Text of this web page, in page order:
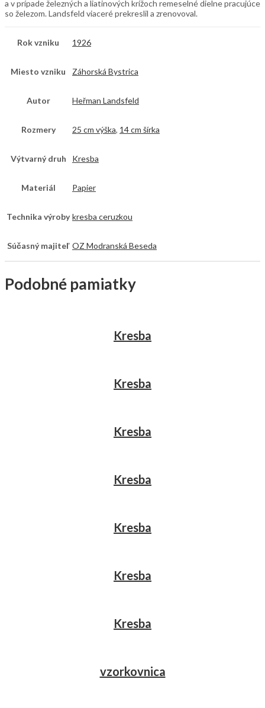
a v prípade železných a liatinových krížoch remeselné dielne pracujúce
so železom. Landsfeld viaceré prekreslil a zrenovoval.
Rok vzniku 1926
Miesto vzniku Záhorská Bystrica
Autor Heřman Landsfeld
Rozmery 25 cm výška, 14 cm šírka
Výtvarný druh Kresba
Materiál Papier
Technika výroby kresba ceruzkou
Súčasný majiteľ OZ Modranská Beseda
Podobné pamiatky
Kresba
Kresba
Kresba
Kresba
Kresba
Kresba
Kresba
vzorkovnica